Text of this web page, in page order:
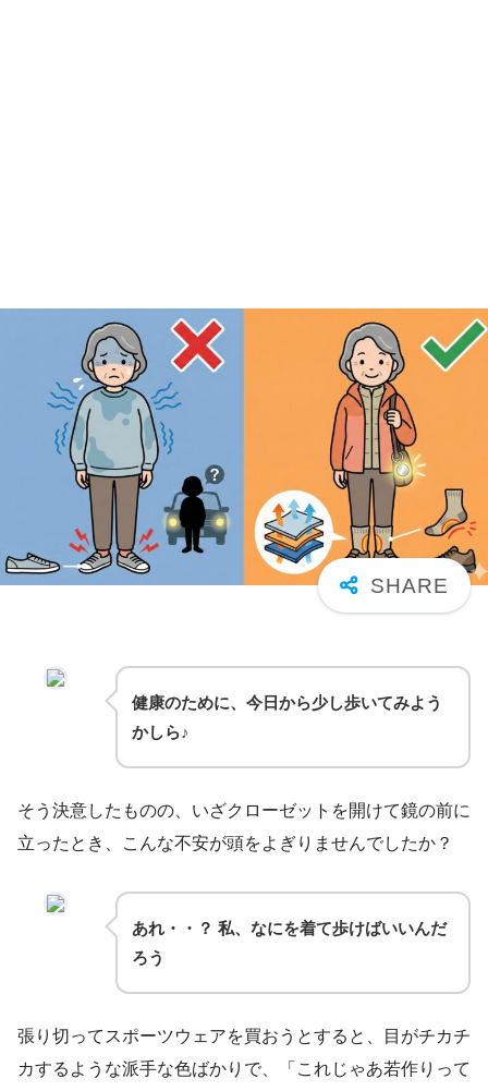
健康のために、今日から少し歩いてみよう
かしら♪
そう決意したものの、いざクローゼットを開けて鏡の前に
立ったとき、こんな不安が頭をよぎりませんでしたか？
あれ・・？ 私、なにを着て歩けばいいんだ
ろう
張り切ってスポーツウェアを買おうとすると、目がチカチ
カするような派手な色ばかりで、「これじゃあ若作りって